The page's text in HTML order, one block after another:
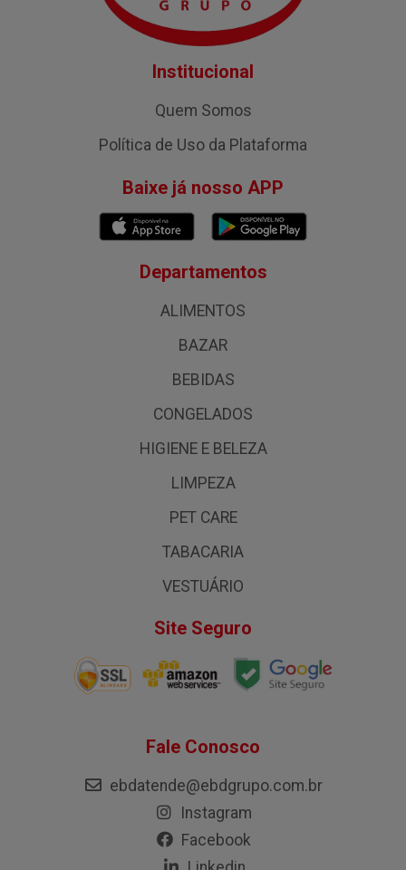
Institucional
Quem Somos
Política de Uso da Plataforma
Baixe já nosso APP
Departamentos
ALIMENTOS
BAZAR
BEBIDAS
CONGELADOS
HIGIENE E BELEZA
LIMPEZA
PET CARE
TABACARIA
VESTUÁRIO
Site Seguro
Fale Conosco
ebdatende@ebdgrupo.com.br
Instagram
Facebook